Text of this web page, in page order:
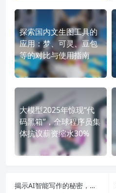
探索国内文生图工具的
应用：梦、可灵、豆包
等的对比与使用指南
大模型2025年惊现“代
码黑箱”，全球程序员集
体抗议薪资缩水30%
揭示AI智能写作的秘密，如何选择最靠谱的工具？-百度AI智能写作助手与其他软件大对比